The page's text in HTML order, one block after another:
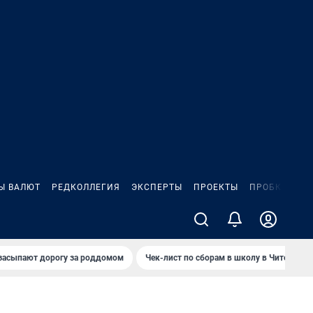
ВАЛЮТ РЕДКОЛЛЕГИЯ ЭКСПЕРТЫ ПРОЕКТЫ ПРОБКИ
дорогу за роддомом Чек-лист по сборам в школу в Чите